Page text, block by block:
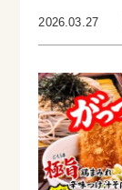
2026.03.27